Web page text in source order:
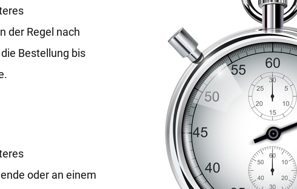
der Regel nach
Bestellung bis
oder an einem